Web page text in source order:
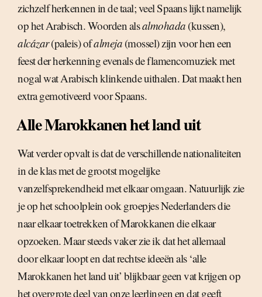
zichzelf herkennen in de taal; veel Spaans lijkt namelijk
op het Arabisch. Woorden alsalmohada (kussen),
alcázar(paleis) ofalmeja (mossel) zijn voor hen een
feest der herkenning evenals de flamencomuziek met
nogal wat Arabisch klinkende uithalen. Dat maakt hen
extra gemotiveerd voor Spaans.
Alle Marokkanen het land uit
Wat verder opvalt is dat de verschillende nationaliteiten
in de klas met de grootst mogelijke
vanzelfsprekendheid met elkaar omgaan. Natuurlijk zie
je op het schoolplein ook groepjes Nederlanders die
naar elkaar toetrekken of Marokkanen die elkaar
opzoeken. Maar steeds vaker zie ik dat het allemaal
door elkaar loopt en dat rechtse ideeën als ‘alle
Marokkanen het land uit’ blijkbaar geen vat krijgen op
het overgrote deel van onze leerlingen en dat geeft